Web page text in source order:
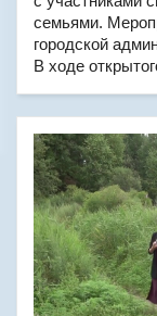
семьями.
городской
В ходе